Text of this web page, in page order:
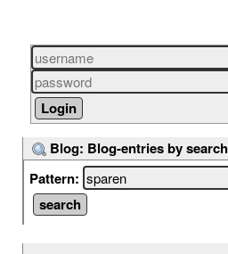
Blog: Blog-entries by
Pattern: